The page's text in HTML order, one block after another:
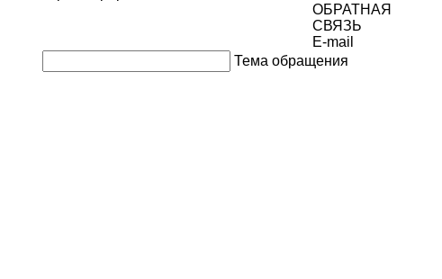
ОБРАТНАЯ
СВЯЗЬ
E-mail
Тема обращения